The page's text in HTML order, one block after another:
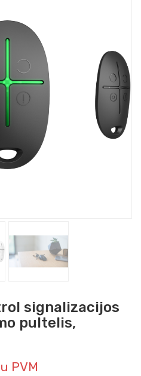
signalizacijos
pultelis,
PVM